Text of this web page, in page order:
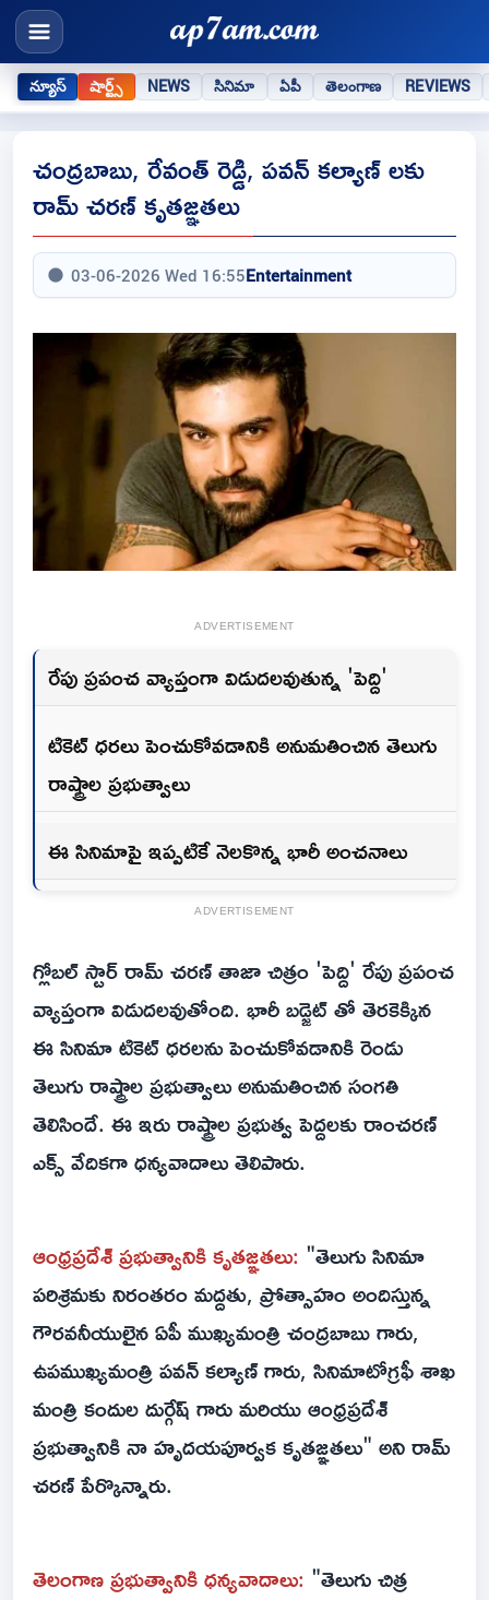
న్యూస్ షార్ట్స్ NEWS సినిమా ఏపీ తెలంగాణ REVIEWS
చంద్రబాబు, రేవంత్ రెడ్డి, పవన్ కల్యాణ్ లకు
రామ్ చరణ్ కృతజ్ఞతలు
03-06-2026 Wed 16:55Entertainment
ADVERTISEMENT
రేపు ప్రపంచ వ్యాప్తంగా విడుదలవుతున్న 'పెద్ది'
టికెట్ ధరలు పెంచుకోవడానికి అనుమతించిన తెలుగు
రాష్ట్రాల ప్రభుత్వాలు
ఈ సినిమాపై ఇప్పటికే నెలకొన్న భారీ అంచనాలు
ADVERTISEMENT
గ్లోబల్ స్టార్ రామ్ చరణ్ తాజా చిత్రం 'పెద్ది' రేపు ప్రపంచ
వ్యాప్తంగా విడుదలవుతోంది. భారీ బడ్జెట్ తో తెరకెక్కిన
ఈ సినిమా టికెట్ ధరలను పెంచుకోవడానికి రెండు
తెలుగు రాష్ట్రాల ప్రభుత్వాలు అనుమతించిన సంగతి
తెలిసిందే. ఈ ఇరు రాష్ట్రాల ప్రభుత్వ పెద్దలకు రాంచరణ్
ఎక్స్ వేదికగా ధన్యవాదాలు తెలిపారు.
ఆంధ్రప్రదేశ్ ప్రభుత్వానికి కృతజ్ఞతలు: "తెలుగు సినిమా
పరిశ్రమకు నిరంతరం మద్దతు, ప్రోత్సాహం అందిస్తున్న
గౌరవనీయులైన ఏపీ ముఖ్యమంత్రి చంద్రబాబు గారు,
ఉపముఖ్యమంత్రి పవన్ కల్యాణ్ గారు, సినిమాటోగ్రఫీ శాఖ
మంత్రి కందుల దుర్గేష్ గారు మరియు ఆంధ్రప్రదేశ్
ప్రభుత్వానికి నా హృదయపూర్వక కృతజ్ఞతలు" అని రామ్
చరణ్ పేర్కొన్నారు.
తెలంగాణ ప్రభుత్వానికి ధన్యవాదాలు: "తెలుగు చిత్ర